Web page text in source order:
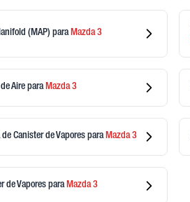
(MAP) paraMazda3
Aire paraMazda3
Canister de Vapores paraMazda3
de Vapores paraMazda3